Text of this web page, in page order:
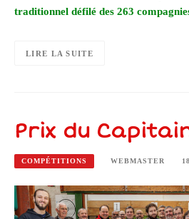
traditionnel défilé des 263
LIRE LA SUITE
Prix du
COMPÉTITIONS WEBMASTER